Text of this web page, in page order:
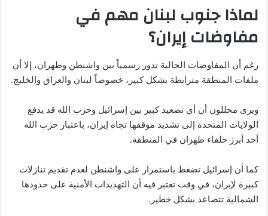
لماذا جنوب لبنان مهم في
مفاوضات إيران؟
رغم أن المفاوضات الحالية تدور رسمياً بين واشنطن وطهران، إلا أن
ملفات المنطقة مترابطة بشكل كبير، خصوصاً لبنان والعراق والخليج.
ويرى محللون أن أي تصعيد كبير بين إسرائيل وحزب الله قد يدفع
الولايات المتحدة إلى تشديد موقفها تجاه إيران، باعتبار حزب الله
أحد أبرز حلفاء طهران في المنطقة.
كما أن إسرائيل تضغط باستمرار على واشنطن لعدم تقديم تنازلات
كبيرة لإيران، في وقت تعتبر فيه أن التهديدات الأمنية على حدودها
الشمالية تتصاعد بشكل خطير.